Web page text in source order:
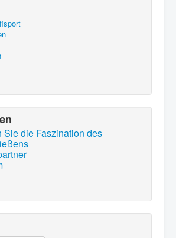
Sie die Faszination des